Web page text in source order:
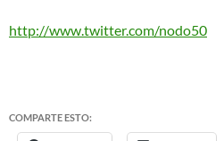
http://www.twitter.com/nodo50
COMPARTE ESTO: